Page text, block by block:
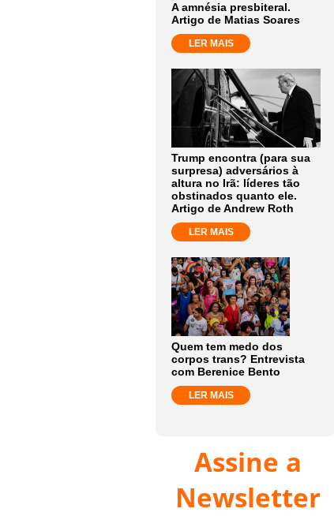
A amnésia presbiteral.
Artigo de Matias Soares
LER MAIS
Trump encontra (para sua
surpresa) adversários à
altura no Irã: líderes tão
obstinados quanto ele.
Artigo de Andrew Roth
LER MAIS
Quem tem medo dos
corpos trans? Entrevista
com Berenice Bento
LER MAIS
Assine a
Newsletter